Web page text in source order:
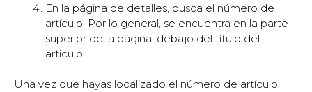
En la página de detalles, busca el número de
artículo. Por lo general, se encuentra en la parte
superior de la página, debajo del título del
artículo.
Una vez que hayas localizado el número de artículo,